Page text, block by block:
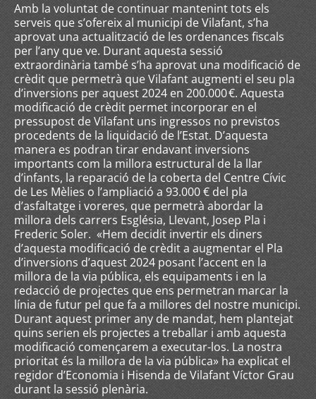
Amb la voluntat de continuar mantenint tots els
serveis que s’ofereix al municipi de Vilafant, s’ha
aprovat una actualització de les ordenances fiscals
per l’any que ve. Durant aquesta sessió
extraordinària també s’ha aprovat una modificació de
crèdit que permetrà que Vilafant augmenti el seu pla
d’inversions per aquest 2024 en 200.000 €. Aquesta
modificació de crèdit permet incorporar en el
pressupost de Vilafant uns ingressos no previstos
procedents de la liquidació de l’Estat. D’aquesta
manera es podran tirar endavant inversions
importants com la millora estructural de la llar
d’infants, la reparació de la coberta del Centre Cívic
de Les Mèlies o l’ampliació a 93.000 € del pla
d’asfaltatge i voreres, que permetrà abordar la
millora dels carrers Església, Llevant, Josep Pla i
Frederic Soler. «Hem decidit invertir els diners
d’aquesta modificació de crèdit a augmentar el Pla
d’inversions d’aquest 2024 posant l’accent en la
millora de la via pública, els equipaments i en la
redacció de projectes que ens permetran marcar la
línia de futur pel que fa a millores del nostre municipi.
Durant aquest primer any de mandat, hem plantejat
quins serien els projectes a treballar i amb aquesta
modificació començarem a executar-los. La nostra
prioritat és la millora de la via pública» ha explicat el
regidor d’Economia i Hisenda de Vilafant Víctor Grau
durant la sessió plenària.